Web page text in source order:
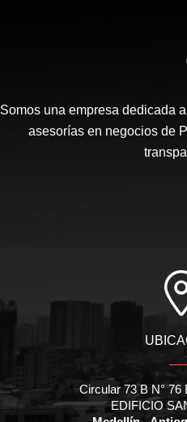
Somos una empresa dedicada
asesorías en negocios de
Circular 73 B N° 76
EDIFICIO